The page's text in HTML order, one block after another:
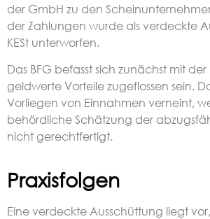
der GmbH zu den
der Zahlungen wurde als verdeckte
KESt unterworfen.
Das BFG befasst sich zunächst mit
geldwerte Vorteile zugeflossen sein.
Vorliegen von Einnahmen verneint,
behördliche Schätzung der
nicht gerechtfertigt.
Praxisfolgen
Eine verdeckte Ausschüttung liegt